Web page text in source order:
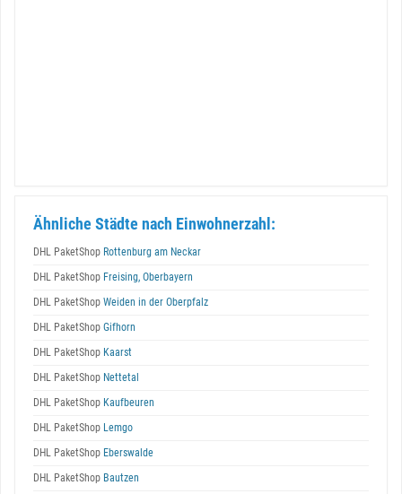
Ähnliche Städte nach Einwohnerzahl:
DHL PaketShop Rottenburg am Neckar
DHL PaketShop Freising, Oberbayern
DHL PaketShop Weiden in der Oberpfalz
DHL PaketShop Gifhorn
DHL PaketShop Kaarst
DHL PaketShop Nettetal
DHL PaketShop Kaufbeuren
DHL PaketShop Lemgo
DHL PaketShop Eberswalde
DHL PaketShop Bautzen